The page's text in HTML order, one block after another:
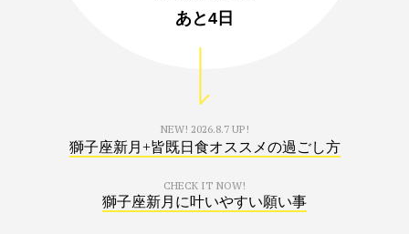
あと4日
NEW! 2026.8.7 UP!
獅子座新月+皆既日食オススメの過ごし方
CHECK IT NOW!
獅子座新月に叶いやすい願い事